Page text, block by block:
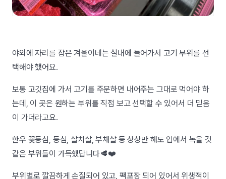
야외에 자리를 잡은 겨울이네는 실내에 들어가서 고기 부위를 선
택해야 했어요.
보통 고깃집에 가서 고기를 주문하면 내어주는 그대로 먹어야 하
는데, 이 곳은 원하는 부위를 직접 보고 선택할 수 있어서 더 믿음
이 가더라고요.
한우 꽃등심, 등심, 살치살, 부채살 등 상상만 해도 입에서 녹을 것
같은 부위들이 가득했답니다🥩❤️
부위별로 깔끔하게 손질되어 있고, 팩포장 되어 있어서 위생적이